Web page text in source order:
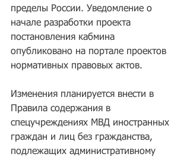
пределы России. Уведомление о
начале разработки проекта
постановления кабмина
опубликовано на портале проектов
нормативных правовых актов.
Изменения планируется внести в
Правила содержания в
спецучреждениях МВД иностранных
граждан и лиц без гражданства,
подлежащих административному